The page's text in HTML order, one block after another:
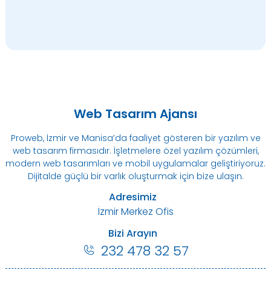
Web Tasarım Ajansı
Proweb, İzmir ve Manisa’da faaliyet gösteren bir yazılım ve
web tasarım firmasıdır. İşletmelere özel yazılım çözümleri,
modern web tasarımları ve mobil uygulamalar geliştiriyoruz.
Dijitalde güçlü bir varlık oluşturmak için bize ulaşın.
Adresimiz
İzmir Merkez Ofis
Bizi Arayın
232 478 32 57